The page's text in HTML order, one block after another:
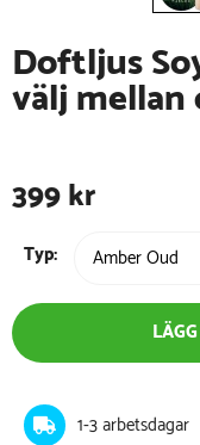
Doftljus
välj
399kr
Typ:
1-3 arbetsdagar